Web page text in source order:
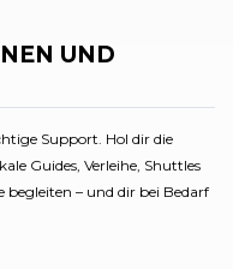
UND
Support. Hol dir die
Guides, Verleihe, Shuttles
begleiten – und dir bei Bedarf